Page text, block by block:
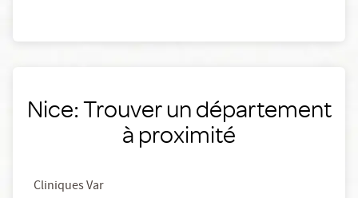
Nice: Trouver un département
à proximité
Cliniques Var